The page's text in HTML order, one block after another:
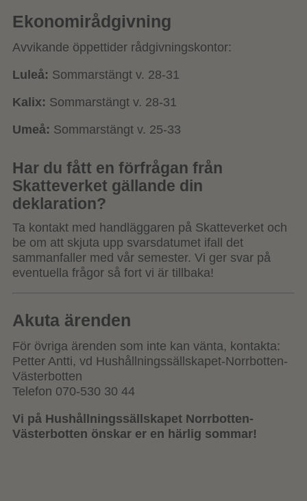
Ekonomirådgivning
Avvikande öppettider rådgivningskontor:
Luleå: Sommarstängt v. 28-31
Kalix: Sommarstängt v. 28-31
Umeå: Sommarstängt v. 25-33
Har du fått en förfrågan från
Skatteverket gällande din
deklaration?
Ta kontakt med handläggaren på Skatteverket och
be om att skjuta upp svarsdatumet ifall det
sammanfaller med vår semester. Vi ger svar på
eventuella frågor så fort vi är tillbaka!
Akuta ärenden
För övriga ärenden som inte kan vänta, kontakta:
Petter Antti, vd Hushållningssällskapet-Norrbotten-
Västerbotten
Telefon 070-530 30 44
Vi på Hushållningssällskapet Norrbotten-
Västerbotten önskar er en härlig sommar!